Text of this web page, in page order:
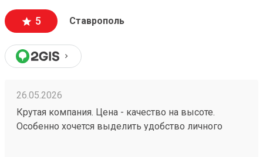
5 Ставрополь
26.05.2026
Крутая компания. Цена - качество на высоте.
Особенно хочется выделить удобство личного